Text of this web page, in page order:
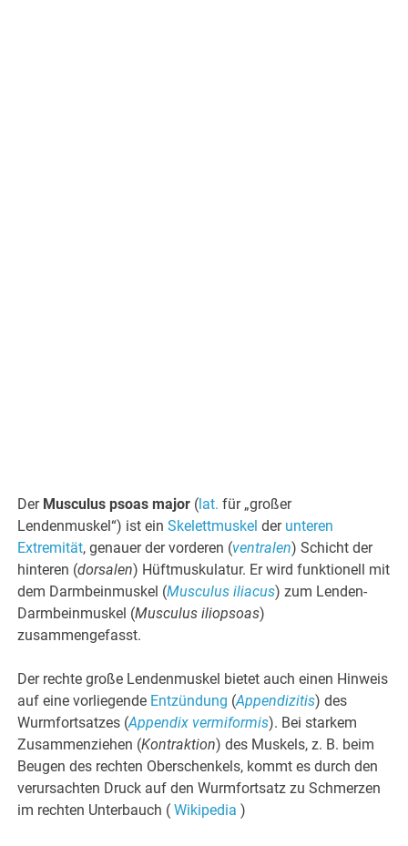
Der Musculus psoas major ( lat. für „großer
Lendenmuskel“) ist einSkelettmuskel der unteren
Extremität, genauer der vorderen (ventralen) Schicht der
hinteren (dorsalen) Hüftmuskulatur. Er wird funktionell mit
dem Darmbeinmuskel (Musculus iliacus) zum Lenden-
Darmbeinmuskel (Musculus iliopsoas)
zusammengefasst.
Der rechte große Lendenmuskel bietet auch einen Hinweis
auf eine vorliegende Entzündung (Appendizitis) des
Wurmfortsatzes (Appendix vermiformis). Bei starkem
Zusammenziehen (Kontraktion) des Muskels, z. B. beim
Beugen des rechten Oberschenkels, kommt es durch den
verursachten Druck auf den Wurmfortsatz zu Schmerzen
im rechten Unterbauch (Wikipedia )